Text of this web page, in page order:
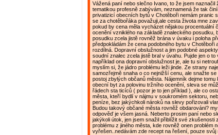
Vážená paní nebo slečno Ivano, to že jsem naznačil
tematikou profesně zabývám, neznamená že tak
privatizicí obecních bytů v Chotěboři nemám pranic
se za chotěbořáka považuji,ale cesta života mne
pokud by cena měla vycházet nějakou procentuální
ocenění vzniklého na základě znaleckého posudku,
posudku zcela jistě rovněž brána v úvaku i poloha
předpokládám že cena podobného bytu v Chotěboři
rozdílná. Dopravní obslužnost a jim podobné
soudní znalec zcela jistě bral v úvahu. Pujde jen o to
například ona dopravní obslužnost je, ale tu si
myslím si, že jádro problému leži jinde. Ze strany
samozřejmě snaha o co nejnižší cenu, ale snažte se
postoj zbylých občanů města. Nájemník dejme tomu
obecní byt za polovinu tržního ocenění, sleva se
řádech sta ticíců ( pozor je to jen příklad ), ale co
města, kteří bydlí v nájmu v soukromém sektoru,
peníze, bez jakýchkoli nároků na slevy pořizovali
Budou takový občané města rovněž obdarováni?
odpověď je všem jasná. Neberto prosim paní nebo
jakýkoli útok, jen jsem snažil přiblížit své zkušenosti
problému z jiného města, kde rovněž onen problém
vyřešen..nedávám zde recept na řešení, pouze svůj